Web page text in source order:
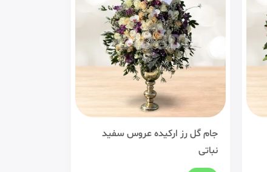
جام گل رز ارکیده عروس سفید
نباتی